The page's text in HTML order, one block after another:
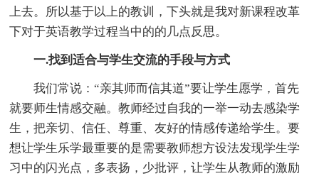
上去。所以基于以上的教训，下头就是我对新课程改革
下对于英语教学过程当中的的几点反思。
一.找到适合与学生交流的手段与方式
我们常说：“亲其师而信其道”要让学生愿学，首先
就要师生情感交融。教师经过自我的一举一动去感染学
生，把亲切、信任、尊重、友好的情感传递给学生。要
想让学生乐学最重要的是需要教师想方设法发现学生学
习中的闪光点，多表扬，少批评，让学生从教师的激励